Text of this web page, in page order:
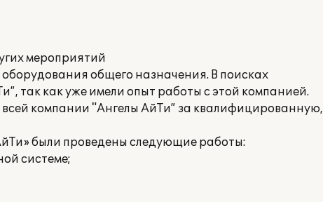
мероприятий
общего назначения. В поисках
так как уже имели опыт работы с этой компанией.
компании "Ангелы АйТи” за квалифицированную,
были проведены следующие работы:
системе;